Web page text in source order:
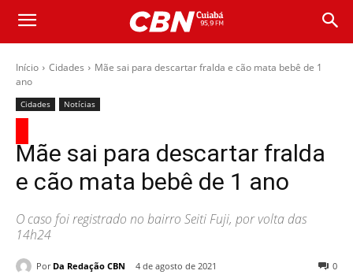
Início Cidades
Mãe sai para descartar fralda e cão mata bebê de 1
ano
Cidades Notícias
Mãe sai para descartar fralda
e cão mata bebê de 1 ano
O caso foi registrado no bairro Seiti Fuji, por volta das
14h24
Por Da Redação CBN 4 de agosto de 2021 0